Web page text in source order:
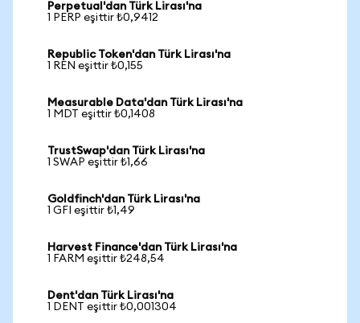
Perpetual'dan Türk Lirası'na
1 PERP eşittir ₺0,9412
Republic Token'dan Türk Lirası'na
1 REN eşittir ₺0,155
Measurable Data'dan Türk Lirası'na
1 MDT eşittir ₺0,1408
TrustSwap'dan Türk Lirası'na
1 SWAP eşittir ₺1,66
Goldfinch'dan Türk Lirası'na
1 GFI eşittir ₺1,49
Harvest Finance'dan Türk Lirası'na
1 FARM eşittir ₺248,54
Dent'dan Türk Lirası'na
1 DENT eşittir ₺0,001304